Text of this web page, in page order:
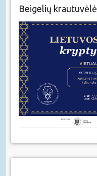
Beigelių krautuvėlė